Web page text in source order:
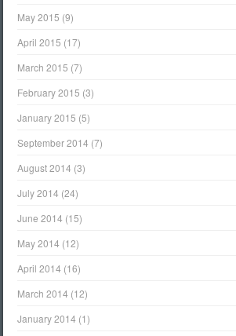
May 2015 (9)
April 2015 (17)
March 2015 (7)
February 2015 (3)
January 2015 (5)
September 2014 (7)
August 2014 (3)
July 2014 (24)
June 2014 (15)
May 2014 (12)
April 2014 (16)
March 2014 (12)
January 2014 (1)